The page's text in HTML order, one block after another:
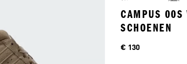
CAMPUS 00S
SCHOENEN
Price
€ 130